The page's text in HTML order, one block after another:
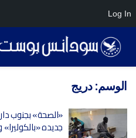
الوسم:دريج
جديده «بالكوليرا» و«84»
Log In